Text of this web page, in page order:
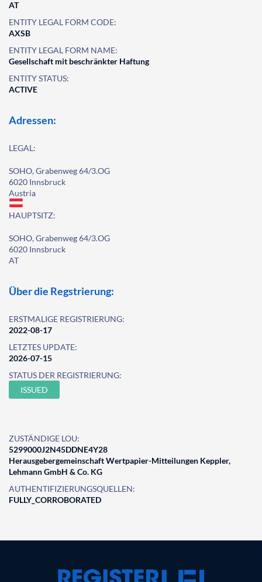
AT
ENTITY LEGAL FORM CODE:
AXSB
ENTITY LEGAL FORM NAME:
Gesellschaft mit beschränkter Haftung
ENTITY STATUS:
ACTIVE
Adressen:
LEGAL:
SOHO, Grabenweg 64/3.OG
6020 Innsbruck
Austria
HAUPTSITZ:
SOHO, Grabenweg 64/3.OG
6020 Innsbruck
AT
Über die Regstrierung:
ERSTMALIGE REGISTRIERUNG:
2022-08-17
LETZTES UPDATE:
2026-07-15
STATUS DER REGISTRIERUNG:
ISSUED
ZUSTÄNDIGE LOU:
5299000J2N45DDNE4Y28
Herausgebergemeinschaft Wertpapier-Mitteilungen Keppler,
Lehmann GmbH & Co. KG
AUTHENTIFIZIERUNGSQUELLEN:
FULLY_CORROBORATED